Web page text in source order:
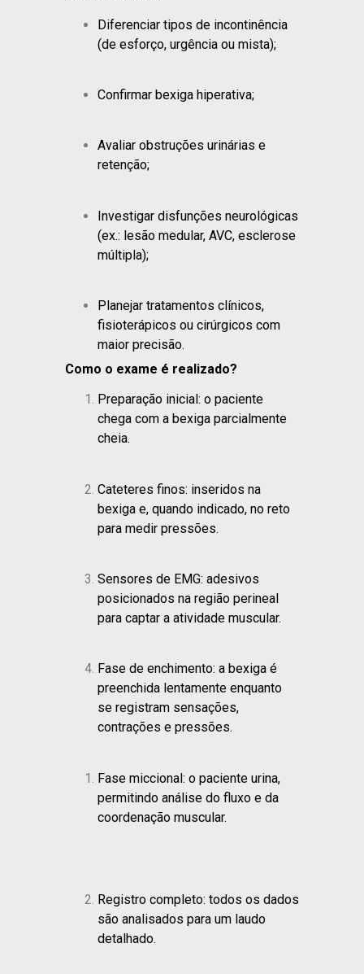
Diferenciar tipos de incontinência
(de esforço, urgência ou mista);
Confirmar bexiga hiperativa;
Avaliar obstruções urinárias e
retenção;
Investigar disfunções neurológicas
(ex.: lesão medular, AVC, esclerose
múltipla);
Planejar tratamentos clínicos,
fisioterápicos ou cirúrgicos com
maior precisão.
Como o exame é realizado?
Preparação inicial: o paciente
chega com a bexiga parcialmente
cheia.
Cateteres finos: inseridos na
bexiga e, quando indicado, no reto
para medir pressões.
Sensores de EMG: adesivos
posicionados na região perineal
para captar a atividade muscular.
Fase de enchimento: a bexiga é
preenchida lentamente enquanto
se registram sensações,
contrações e pressões.
Fase miccional: o paciente urina,
permitindo análise do fluxo e da
coordenação muscular.
Registro completo: todos os dados
são analisados para um laudo
detalhado.